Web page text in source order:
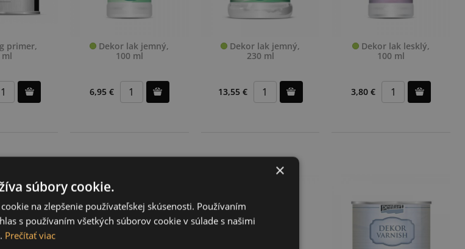
primer,
ml
Dekor lak jemný,
100 ml
6,95 €
Dekor lak jemný,
230 ml
13,55 €
Dekor lak lesklý,
100 ml
3,80 €
×
súbory cookie.
na zlepšenie používateľskej skúsenosti. Používaním
s používaním všetkých súborov cookie v súlade s našimi
Prečítať viac